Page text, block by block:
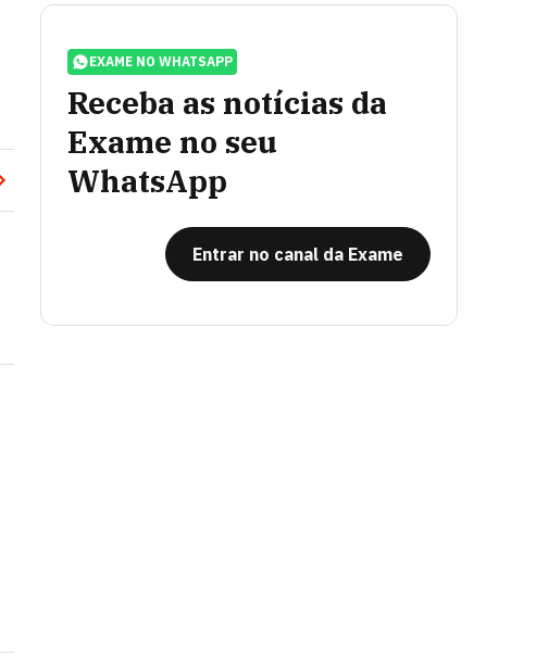
EXAME NO WHATSAPP
Receba as notícias da
Exame no seu
WhatsApp
Entrar no canal da Exame